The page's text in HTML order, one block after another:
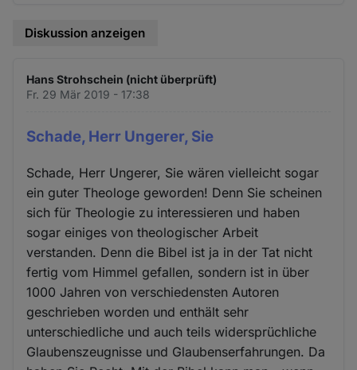
Diskussion anzeigen
Hans Strohschein (nicht überprüft)
Fr. 29 Mär 2019 - 17:38
Schade, Herr Ungerer, Sie
Schade, Herr Ungerer, Sie wären vielleicht sogar
ein guter Theologe geworden! Denn Sie scheinen
sich für Theologie zu interessieren und haben
sogar einiges von theologischer Arbeit
verstanden. Denn die Bibel ist ja in der Tat nicht
fertig vom Himmel gefallen, sondern ist in über
1000 Jahren von verschiedensten Autoren
geschrieben worden und enthält sehr
unterschiedliche und auch teils widersprüchliche
Glaubenszeugnisse und Glaubenserfahrungen. Da